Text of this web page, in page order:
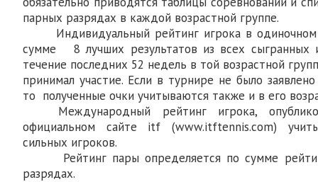
парных разрядах в каждой возрастной группе.
Индивидуальный рейтинг игрока в одиночном
сумме 8 лучших результатов из всех сыгранных
течение последних 52 недель в той возрастной
принимал участие. Если в турнире не было
то полученные очки учитываются также и в его
Международный рейтинг игрока,
официальном сайте itf (www.itftennis.com)
сильных игроков.
Рейтинг пары определяется по сумме
разрядах.